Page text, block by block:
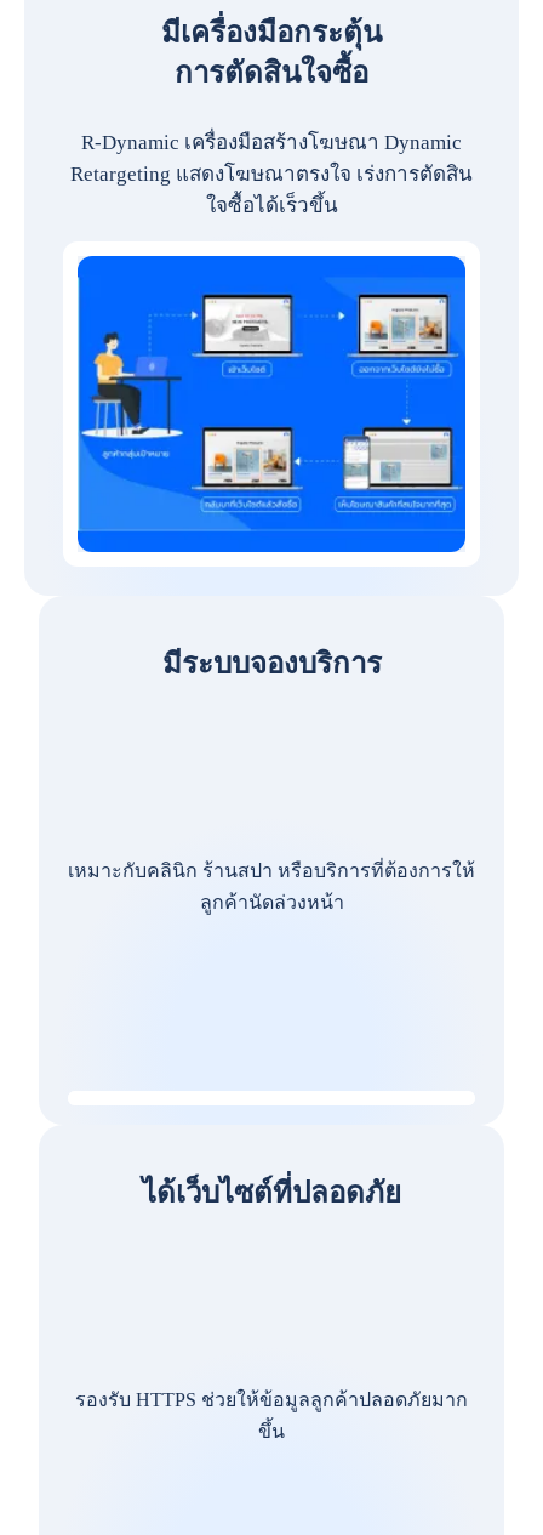
มีเครื่องมือกระตุ้น
การตัดสินใจซื้อ
R-Dynamic เครื่องมือสร้างโฆษณา Dynamic
Retargeting แสดงโฆษณาตรงใจ เร่งการตัดสิน
ใจซื้อได้เร็วขึ้น
มีระบบจองบริการ
เหมาะกับคลินิก ร้านสปา หรือบริการที่ต้องการให้
ลูกค้านัดล่วงหน้า
ได้เว็บไซต์ที่ปลอดภัย
รองรับ HTTPS ช่วยให้ข้อมูลลูกค้าปลอดภัยมาก
ขึ้น